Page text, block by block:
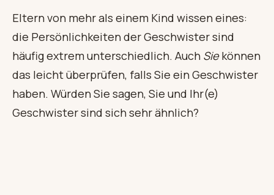
Eltern von mehr als einem Kind wissen eines:
die Persönlichkeiten der Geschwister sind
häufig extrem unterschiedlich. Auch Siekönnen
das leicht überprüfen, falls Sie ein Geschwister
haben. Würden Sie sagen, Sie und Ihr(e)
Geschwister sind sich sehr ähnlich?